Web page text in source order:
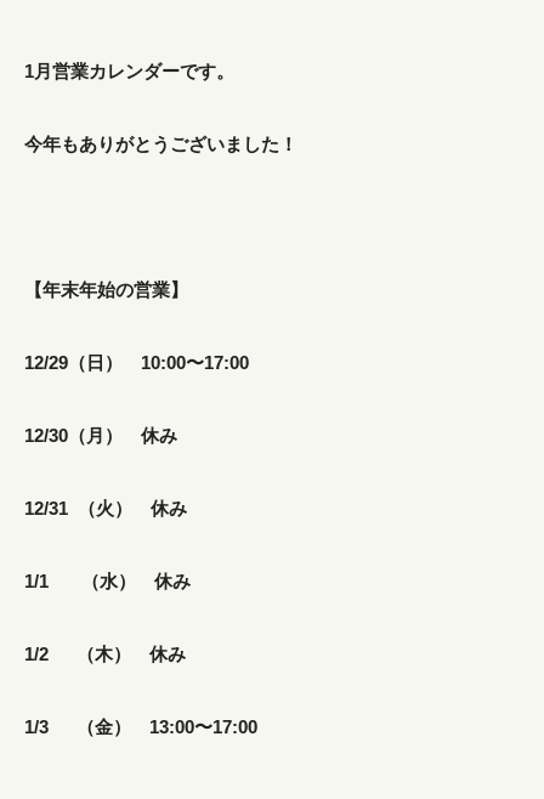
1月営業カレンダーです。
今年もありがとうございました！
【年末年始の営業】
12/29（日） 10:00〜17:00
12/30（月） 休み
12/31 （火） 休み
1/1 （水） 休み
1/2 （木） 休み
1/3 （金） 13:00〜17:00